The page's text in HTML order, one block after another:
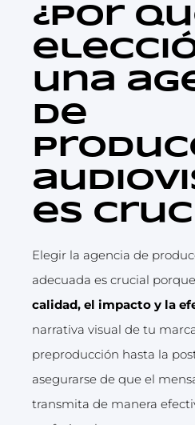
¿Por
una
de
es
Elegir la agencia de
adecuada es crucial
calidad, el impacto y la
narrativa visual de tu
preproducción hasta la
asegurarse de que el
transmita de manera